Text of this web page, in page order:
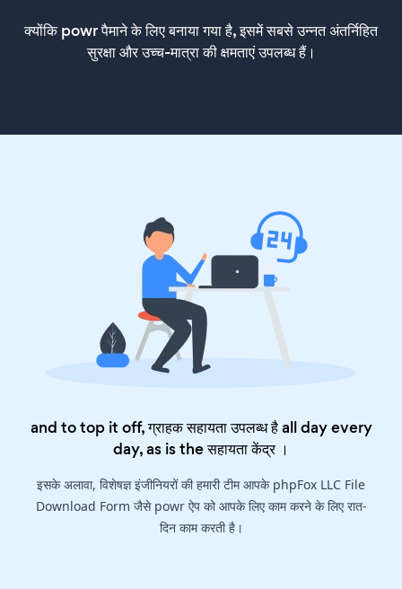
क्योंकि powr पैमाने के लिए बनाया गया है, इसमें सबसे उन्नत अंतर्निहित
सुरक्षा और उच्च-मात्रा की क्षमताएं उपलब्ध हैं।
and to top it off, ग्राहक सहायता उपलब्ध है all day every
day, as is theसहायता केंद्र।
इसके अलावा, विशेषज्ञ इंजीनियरों की हमारी टीम आपके phpFox LLC File
Download Form जैसे powr ऐप को आपके लिए काम करने के लिए रात-
दिन काम करती है।